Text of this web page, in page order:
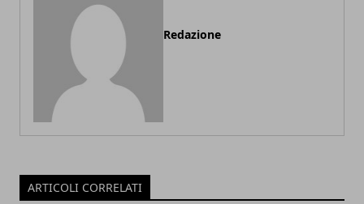
Redazione
ARTICOLI CORRELATI